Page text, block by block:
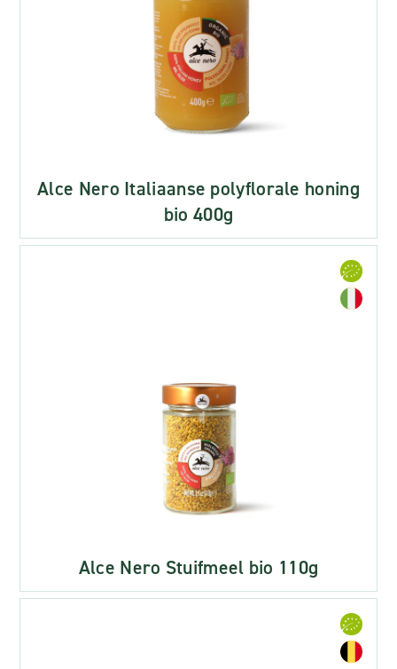
Alce Nero Italiaanse polyflorale honing
bio 400g
Alce Nero Stuifmeel bio 110g